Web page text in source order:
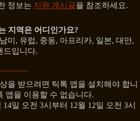
정보는 지원 게시글을 참조하세요.
지역은 어디인가요?
미, 유럽, 중동, 아프리카, 일본, 대만,
드입니다.
을 받으려면 틱톡 앱을 설치해야 합니
앱을 이용할 수 없습니다.
일 오전 3시부터 12월 12일 오전 3시